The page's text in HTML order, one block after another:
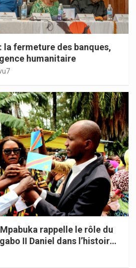
la fermeture des banques,
humanitaire
rappelle le rôle du
II Daniel dans l’histoire
du Congo